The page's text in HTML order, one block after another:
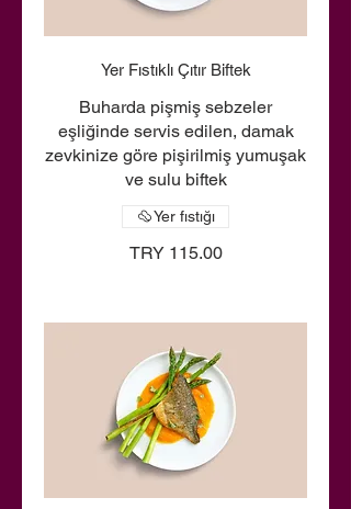
Yer Fıstıklı Çıtır Biftek
Buharda pişmiş sebzeler
eşliğinde servis edilen, damak
zevkinize göre pişirilmiş yumuşak
ve sulu biftek
TRY 115.00
Yer fıstığı